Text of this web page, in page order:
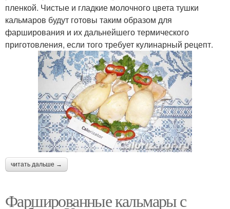
пленкой. Чистые и гладкие молочного цвета тушки
кальмаров будут готовы таким образом для
фарширования и их дальнейшего термического
приготовления, если того требует кулинарный рецепт.
читать дальше →
Фаршированные кальмары с